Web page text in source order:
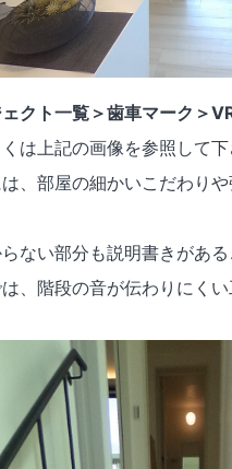
クト一覧＞歯車マーク＞
は上記の画像を参照して下
、部屋の細かいこだわり
ない部分も説明書きがあ
、階段の音が伝わりにく